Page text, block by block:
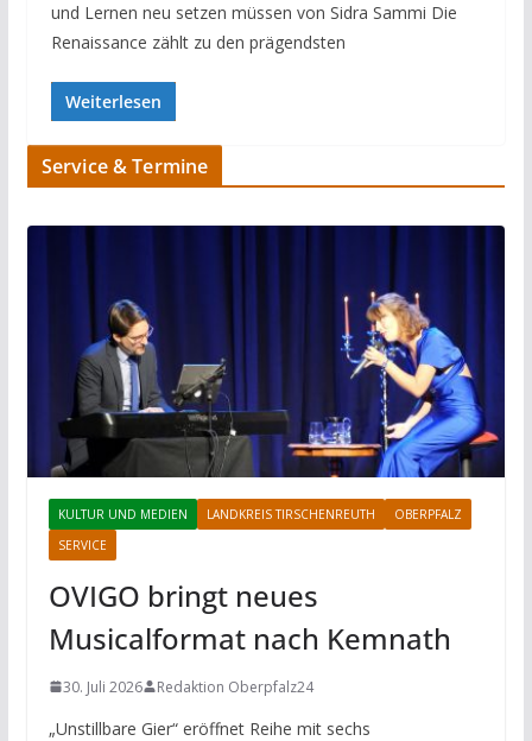
und Lernen neu setzen müssen von Sidra Sammi Die
Renaissance zählt zu den prägendsten
Weiterlesen
Service & Termine
KULTUR UND MEDIEN LANDKREIS TIRSCHENREUTH
OBERPFALZ
SERVICE
OVIGO bringt neues
Musicalformat nach Kemnath
30. Juli 2026 Redaktion Oberpfalz24
„Unstillbare Gier“ eröffnet Reihe mit sechs